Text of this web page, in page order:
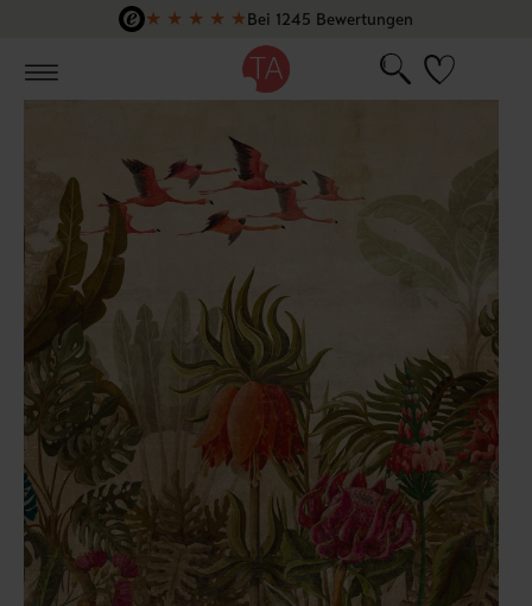
Zum Hauptinhalt springen
★ ★ ★ ★ ★Bei 1245 Bewertungen